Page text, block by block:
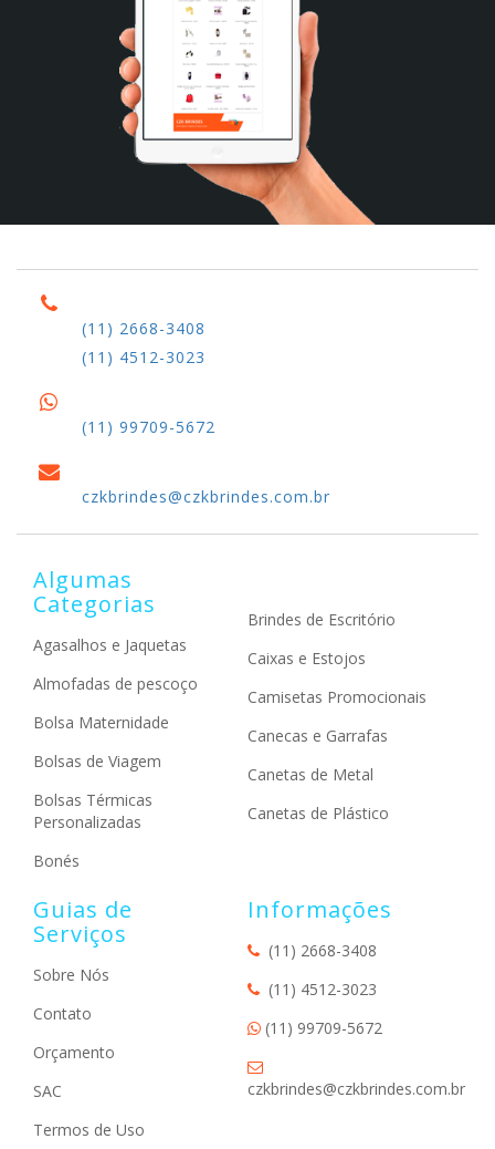
(11) 2668-3408
(11) 4512-3023
(11) 99709-5672
czkbrindes@czkbrindes.com.br
Algumas
Categorias
Agasalhos e Jaquetas
Almofadas de pescoço
Bolsa Maternidade
Bolsas de Viagem
Bolsas Térmicas
Personalizadas
Bonés
Brindes de Escritório
Caixas e Estojos
Camisetas Promocionais
Canecas e Garrafas
Canetas de Metal
Canetas de Plástico
Guias de
Serviços
Sobre Nós
Contato
Orçamento
SAC
Termos de Uso
Informações
(11) 2668-3408
(11) 4512-3023
(11) 99709-5672
czkbrindes@czkbrindes.com.br